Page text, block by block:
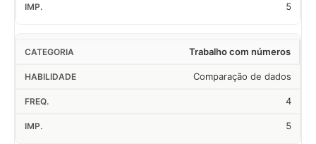
5
Trabalho com números
Comparação de dados
4
5